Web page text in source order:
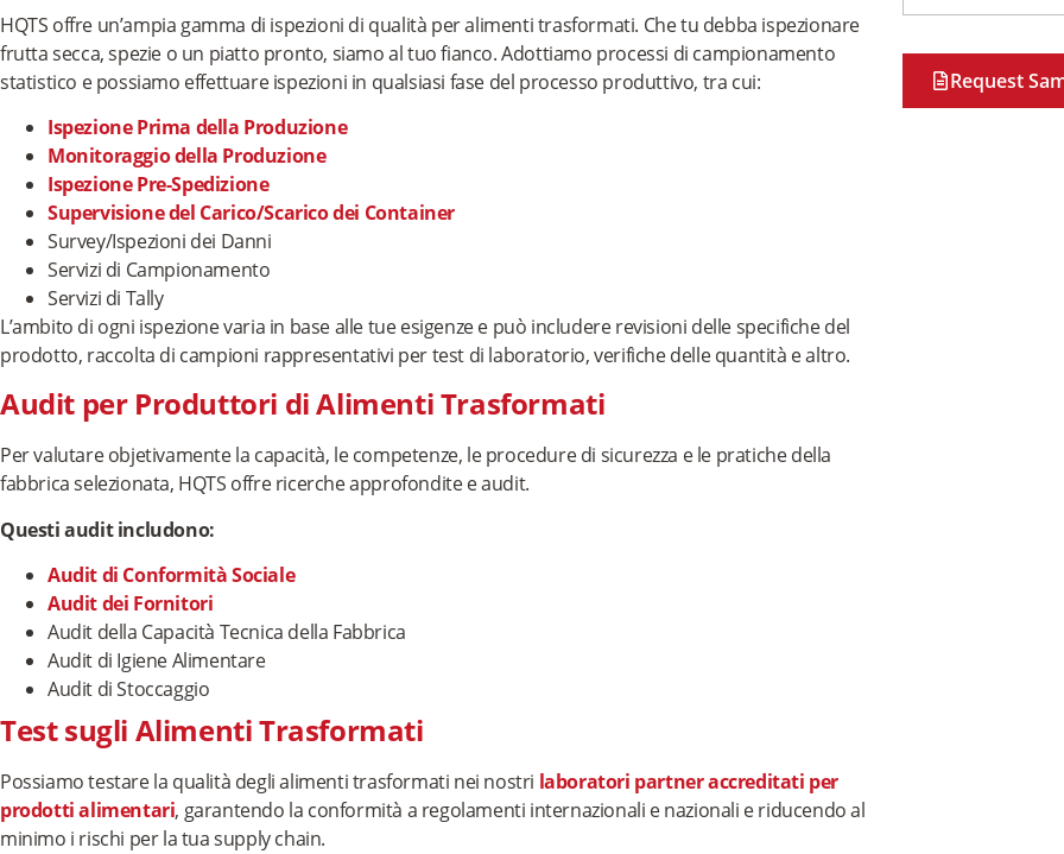
HQTS offre un’ampia gamma di ispezioni di qualità per alimenti trasformati. Che tu debba ispezionare
frutta secca, spezie o un piatto pronto, siamo al tuo fianco. Adottiamo processi di campionamento
statistico e possiamo effettuare ispezioni in qualsiasi fase del processo produttivo, tra cui:
Ispezione Prima della Produzione
Monitoraggio della Produzione
Ispezione Pre-Spedizione
Supervisione del Carico/Scarico dei Container
Survey/Ispezioni dei Danni
Servizi di Campionamento
Servizi di Tally
L’ambito di ogni ispezione varia in base alle tue esigenze e può includere revisioni delle specifiche del
prodotto, raccolta di campioni rappresentativi per test di laboratorio, verifiche delle quantità e altro.
Audit per Produttori di Alimenti Trasformati
Per valutare objetivamente la capacità, le competenze, le procedure di sicurezza e le pratiche della
fabbrica selezionata, HQTS offre ricerche approfondite e audit.
Questi audit includono:
Audit di Conformità Sociale
Audit dei Fornitori
Audit della Capacità Tecnica della Fabbrica
Audit di Igiene Alimentare
Audit di Stoccaggio
Test sugli Alimenti Trasformati
Possiamo testare la qualità degli alimenti trasformati nei nostri laboratori partner accreditati per
prodotti alimentari, garantendo la conformità a regolamenti internazionali e nazionali e riducendo al
minimo i rischi per la tua supply chain.
Request